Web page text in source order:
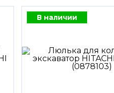
В наличии